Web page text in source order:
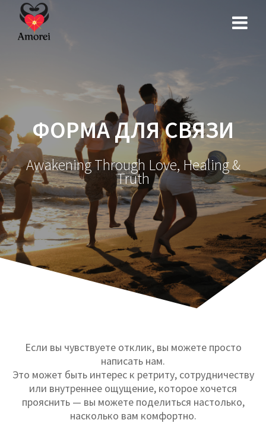
ФОРМА ДЛЯ СВЯЗИ
Awakening Through Love, Healing &
Truth
Если вы чувствуете отклик, вы можете просто
написать нам.
Это может быть интерес к ретриту, сотрудничеству
или внутреннее ощущение, которое хочется
прояснить — вы можете поделиться настолько,
насколько вам комфортно.